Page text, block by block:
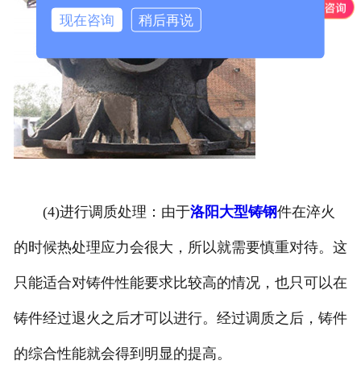
(4)进行调质处理：由于洛阳大型铸钢件在淬火
的时候热处理应力会很大，所以就需要慎重对待。这
只能适合对铸件性能要求比较高的情况，也只可以在
铸件经过退火之后才可以进行。经过调质之后，铸件
的综合性能就会得到明显的提高。
现在咨询 稍后再说